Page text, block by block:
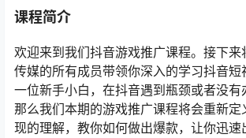
课程简介
欢迎来到我们抖音游戏推广课程。接下来
传媒的所有成员带领你深入的学习抖音短
一位新手小白，在抖音遇到瓶颈或者没有
那么我们本期的游戏推广课程将会重新定
现的理解，教你如何做出爆款，让你迅速